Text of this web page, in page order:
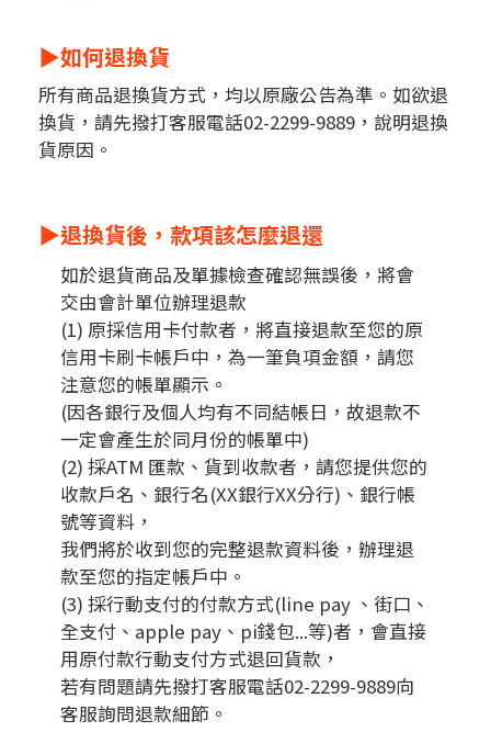
▶如何退換貨
所有商品退換貨方式，均以原廠公告為準。如欲退
換貨，請先撥打客服電話02-2299-9889，說明退換
貨原因。
▶退換貨後，款項該怎麼退還
如於退貨商品及單據檢查確認無誤後，將會
交由會計單位辦理退款
(1) 原採信用卡付款者，將直接退款至您的原
信用卡刷卡帳戶中，為一筆負項金額，請您
注意您的帳單顯示。
(因各銀行及個人均有不同結帳日，故退款不
一定會產生於同月份的帳單中)
(2) 採ATM 匯款、貨到收款者 ，請您提供您的
收款戶名、銀行名(XX銀行XX分行)、銀行帳
號等資料，
我們將於收到您的完整退款資料後，辦理退
款至您的指定帳戶中。
(3) 採行動支付的付款方式(line pay 、街口、
全支付、apple pay、pi錢包...等)者 ，會直接
用原付款行動支付方式退回貨款，
若有問題請先撥打客服電話02-2299-9889向
客服詢問退款細節。